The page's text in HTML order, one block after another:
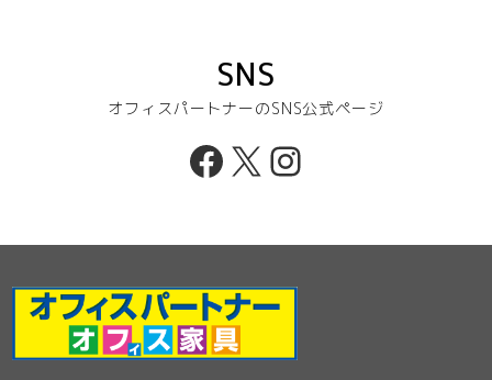
SNS
オフィスパートナーのSNS公式ページ
Facebook
X Instagram